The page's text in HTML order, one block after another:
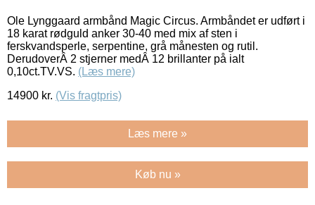
Ole Lynggaard armbånd Magic Circus. Armbåndet er udført i
18 karat rødguld anker 30-40 med mix af sten i
ferskvandsperle, serpentine, grå månesten og rutil.
DerudoverÂ 2 stjerner medÂ 12 brillanter på ialt
0,10ct.TV.VS. (Læs mere)
14900 kr. (Vis fragtpris)
Læs mere »
Køb nu »